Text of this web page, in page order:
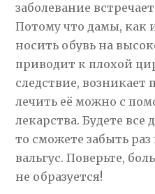
заболевание
Потому что дамы, как
носить обувь на
приводит к плохой
следствие, возникает
лечить её можно с
лекарства. Будете все
то сможете забыть раз
вальгус. Поверьте,
не образуется!